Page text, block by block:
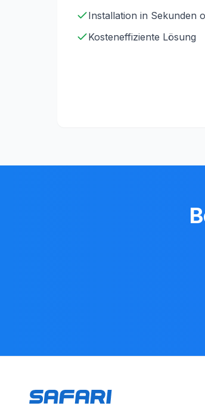
Installation in Sekunden
Kosteneffiziente Lösung